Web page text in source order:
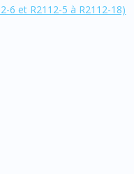
6 et R2112-5 à R2112-18)